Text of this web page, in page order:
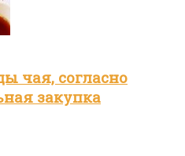
чая, согласно
закупка